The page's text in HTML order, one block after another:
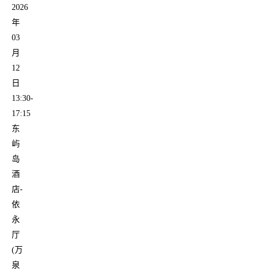
2026
年
03
月
12
日
13:30-
17:15
东
屿
岛
酒
店-
依
永
厅
(万
泉